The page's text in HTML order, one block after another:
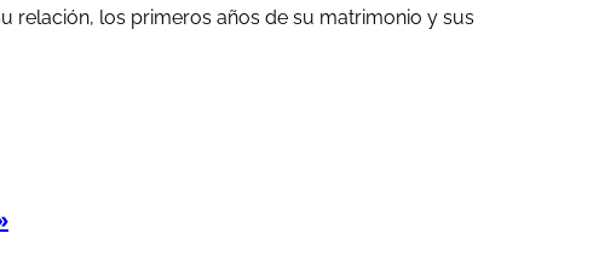
relación, los primeros años de su matrimonio y sus